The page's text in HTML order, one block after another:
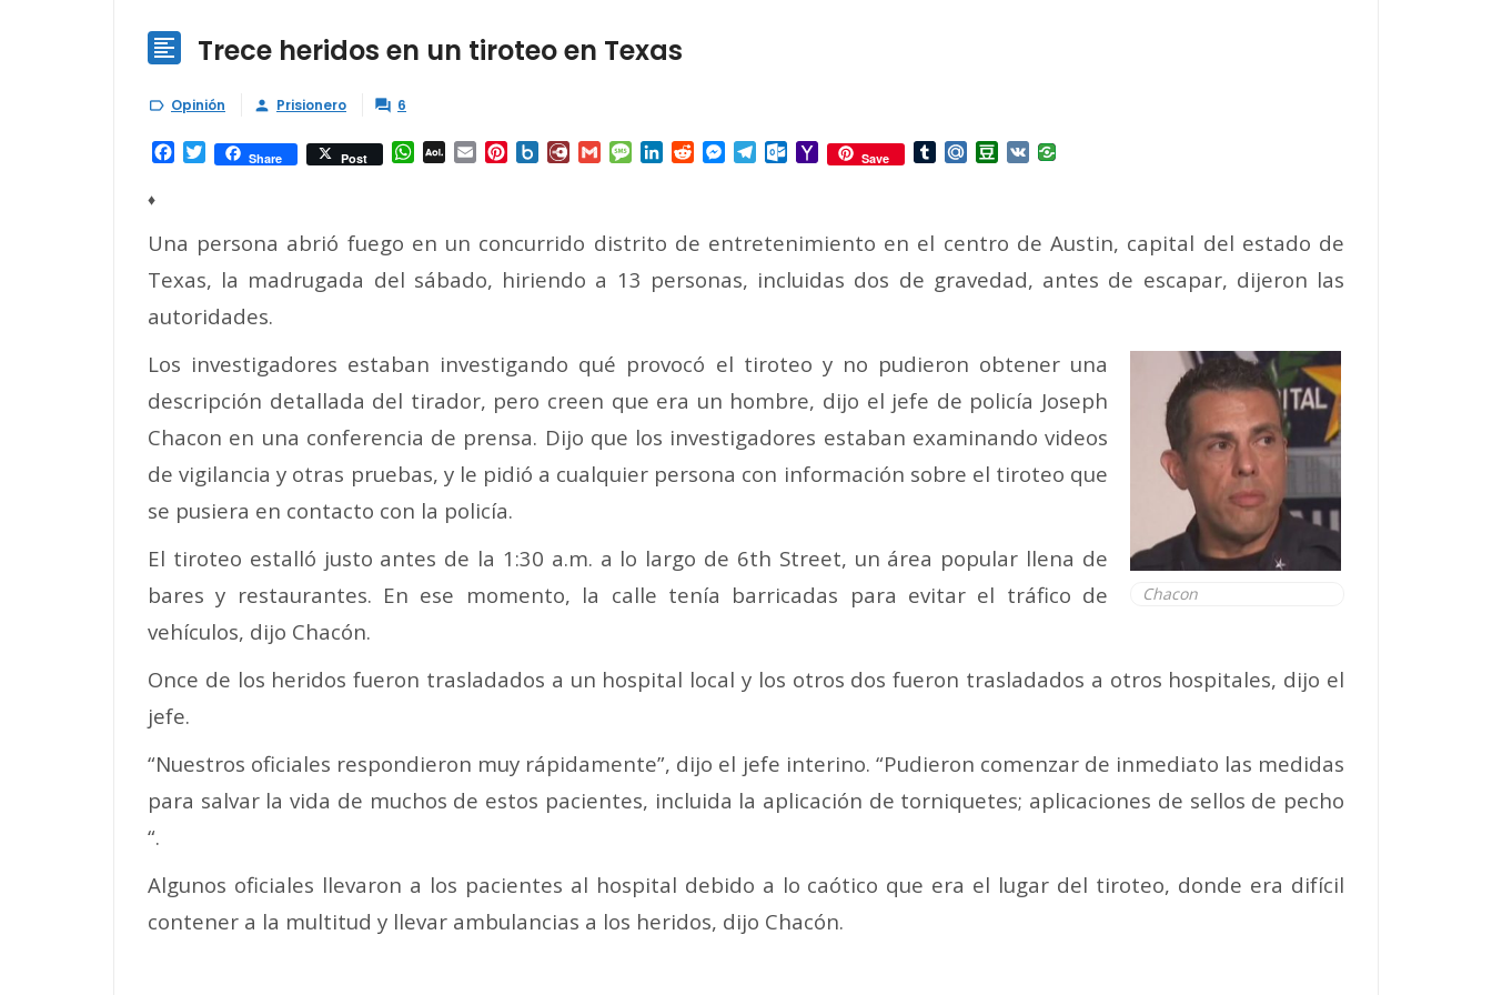
 Trece heridos en un tiroteo en Texas
 Opinión  Prisionero  6
Facebook
TwitterShare Post WhatsApp
AOL Email Pinterest
Box.netDiary.RuGmailMessage
LinkedInRedditMessenger
TelegramOutlook.com
YahooSave TumblrMail.RuDouban
VK
♦
Una persona abrió fuego en un concurrido distrito de entretenimiento en el centro de Austin, capital del estado de
Texas, la madrugada del sábado, hiriendo a 13 personas, incluidas dos de gravedad, antes de escapar, dijeron las
autoridades.
Chacon
Los investigadores estaban investigando qué provocó el tiroteo y no pudieron obtener una
descripción detallada del tirador, pero creen que era un hombre, dijo el jefe de policía Joseph
Chacon en una conferencia de prensa. Dijo que los investigadores estaban examinando videos
de vigilancia y otras pruebas, y le pidió a cualquier persona con información sobre el tiroteo que
se pusiera en contacto con la policía.
El tiroteo estalló justo antes de la 1:30 a.m. a lo largo de 6th Street, un área popular llena de
bares y restaurantes. En ese momento, la calle tenía barricadas para evitar el tráfico de
vehículos, dijo Chacón.
Once de los heridos fueron trasladados a un hospital local y los otros dos fueron trasladados a otros hospitales, dijo el
jefe.
“Nuestros oficiales respondieron muy rápidamente”, dijo el jefe interino. “Pudieron comenzar de inmediato las medidas
para salvar la vida de muchos de estos pacientes, incluida la aplicación de torniquetes; aplicaciones de sellos de pecho
“.
Algunos oficiales llevaron a los pacientes al hospital debido a lo caótico que era el lugar del tiroteo, donde era difícil
contener a la multitud y llevar ambulancias a los heridos, dijo Chacón.